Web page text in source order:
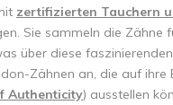
zertifizierten Tauchern
Sie sammeln die Zähne
über diese
Zähnen an, die auf
Authenticity) ausstellen